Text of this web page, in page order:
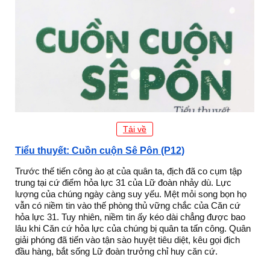
Tải về
Tiểu thuyết: Cuồn cuộn Sê Pôn (P12)
Trước thế tiến công ào ạt của quân ta, địch đã co cụm tập
trung tại cứ điểm hỏa lực 31 của Lữ đoàn nhảy dù. Lực
lượng của chúng ngày càng suy yếu. Mệt mỏi song bọn họ
vẫn có niềm tin vào thế phòng thủ vững chắc của Căn cứ
hỏa lực 31. Tuy nhiên, niềm tin ấy kéo dài chẳng được bao
lâu khi Căn cứ hỏa lực của chúng bị quân ta tấn công. Quân
giải phóng đã tiến vào tận sào huyệt tiêu diệt, kêu gọi địch
đầu hàng, bắt sống Lữ đoàn trưởng chỉ huy căn cứ.